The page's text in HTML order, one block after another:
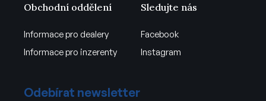
Obchodní oddělení
Informace pro dealery
Informace pro inzerenty
Sledujte nás
Facebook
Instagram
Odebírat newsletter